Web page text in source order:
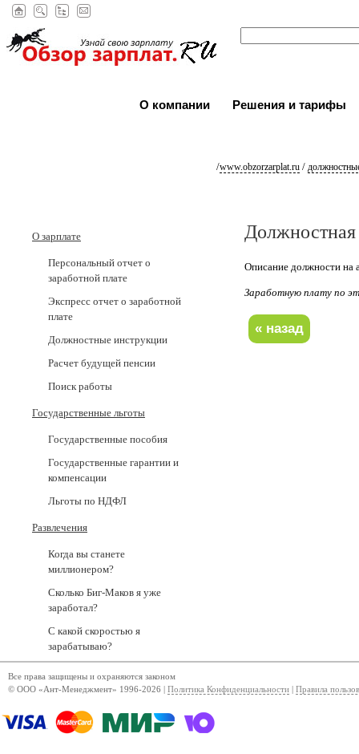
О компании Решения и тарифы
/www.obzorzarplat.ru /
О зарплате
Персональный отчет о
заработной плате
Экспресс отчет о заработной
плате
Должностные инструкции
Расчет будущей пенсии
Поиск работы
Государственные льготы
Государственные пособия
Государственные гарантии и
компенсации
Льготы по НДФЛ
Развлечения
Когда вы станете
миллионером?
Сколько Биг-Маков я уже
заработал?
С какой скоростью я
зарабатываю?
Описание должности на
Заработную плату по
Все права защищены и охраняются законом
© ООО «Ант-Менеджмент» 1996-2026 | Политика Конфиденциальности Правила